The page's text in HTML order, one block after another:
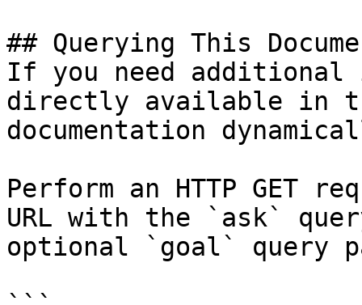
## Querying This
If you need
directly available in
documentation
Perform an HTTP GET
URL with the `ask`
optional `goal` query